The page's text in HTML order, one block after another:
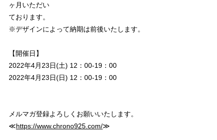
ヶ月いただい
ております。
※デザインによって納期は前後いたします。
【開催日】
2022年4月23日(土) 12：00-19：00
2022年4月23日(日) 12：00-19：00
メルマガ登録よろしくお願いいたします。
≪https://www.chrono925.com/≫